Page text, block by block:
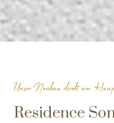
Unser Neubau direkt am
Residence